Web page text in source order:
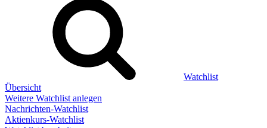
Watchlist
Übersicht
Weitere Watchlist anlegen
Nachrichten-Watchlist
Aktienkurs-Watchlist